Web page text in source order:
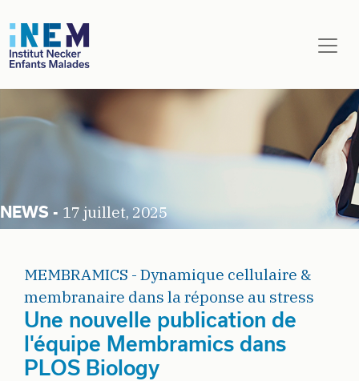
Aller au contenu principal
17 juillet, 2025
MEMBRAMICS - Dynamique cellulaire &
membranaire dans la réponse au stress
Une nouvelle publication de
l'équipe Membramics dans
PLOS Biology